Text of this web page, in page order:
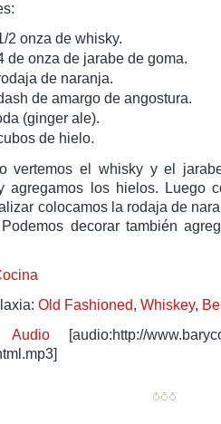
2 onza de whisky.
de onza de jarabe de goma.
de naranja.
de amargo de angostura.
(ginger ale).
de hielo.
vertemos el whisky y el
agregamos los hielos. Luego
colocamos la rodaja de
decorar también
Old Fashioned, Whiskey,
[audio:http://